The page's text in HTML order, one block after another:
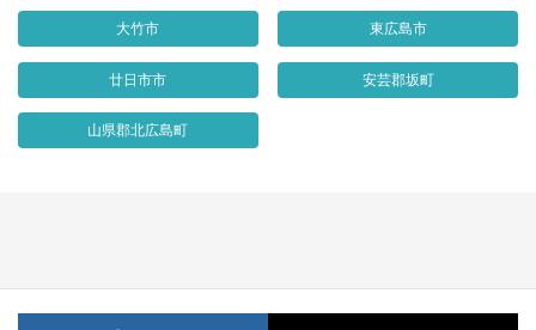
大竹市 東広島市
廿日市市 安芸郡坂町
山県郡北広島町